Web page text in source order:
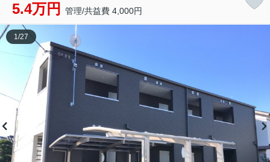
5.4万円 管理/共益費 4,000円
1/27